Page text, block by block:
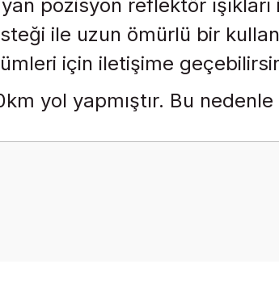
pozisyon reflektör
ile uzun ömürlü bir
için iletişime
yol yapmıştır. Bu